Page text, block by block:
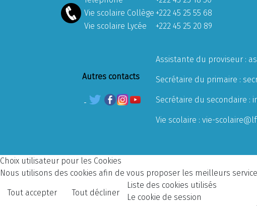
Vie scolaire Collège +222 45 25 55 68
Vie scolaire Lycée
+222 45 25 20 89
Autres contacts
Assistante du proviseur :
Secrétaire du primaire :
Secrétaire du secondaire :
Vie scolaire : vie-
Choix utilisateur pour les Cookies
Nous utilisons des cookies afin de vous proposer les meilleurs
Tout accepter Tout décliner
Liste des cookies utilisés
Le cookie de session